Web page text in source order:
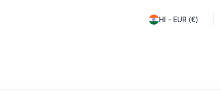
HI - EUR (€)